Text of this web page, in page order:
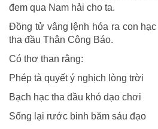
đem qua Nam hải cho ta.
Ðồng tử vâng lệnh hóa ra con
tha đầu Thân Công Báo.
Có thơ than rằng:
Phép tà quyết ý nghịch lòng trời
Bạch hạc tha đầu khó dạo chơi
Sống lại rước binh băm sáu đạo